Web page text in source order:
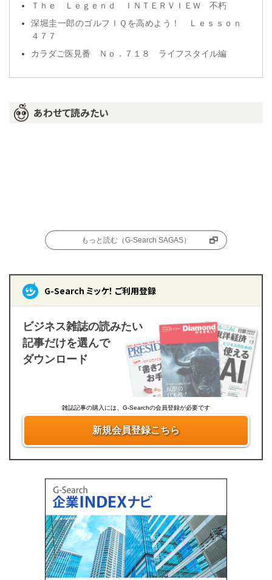
Ｔｈｅ Ｌｅｇｅｎｄ ＩＮＴＥＲＶＩＥＷ 不朽
深堀圭一郎のゴルフＩＱを高めよう！ Ｌｅｓｓｏｎ
４７７
カラダご医見番 Ｎｏ．７１８ ライフスタイル編
あわせて読みたい
もっと読む（G-Search SAGAS）
G-Search ミッケ！ ご利用登録
ビジネス雑誌の読みたい
記事だけを選んで
ダウンロード
雑誌記事の購入には、G-Searchの会員登録が必要です
新規会員登録こちら